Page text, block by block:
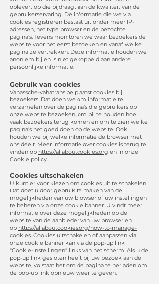
oplevert op die bijdraagt aan de kwaliteit van de
gebruikerservaring. De informatie die we via
cookies registreren bestaat uit onder meer IP-
adressen, het type browser en de bezochte
pagina's.​ Tevens monitoren we waar bezoekers de
website voor het eerst bezoeken en vanaf welke
pagina ze vertrekken. Deze informatie houden we
anoniem bij en is niet gekoppeld aan andere
persoonlijke informatie.
Gebruik van cookies
Vanassche-vahatrans.be plaatst cookies bij
bezoekers. Dat doen we om informatie te
verzamelen over de pagina's die gebruikers op
onze website bezoeken, om bij te houden hoe
vaak bezoekers terug komen en om te zien welke
pagina's het goed doen op de website. Ook
houden we bij welke informatie de browser met
ons deelt. Meer informatie over cookies is terug te
vinden op https://allaboutcookies.org en in onze
Cookie policy.​
Cookies uitschakelen
U kunt er voor kiezen om cookies uit te schakelen.
Dat doet u door gebruik te maken van de
mogelijkheden van uw browser of uw instellingen
te beheren via onze cookie banner. U vindt meer
informatie over deze mogelijkheden op de
website van de aanbieder van uw browser en
op https://allaboutcookies.org/how-to-manage-
cookies. Cookies uitschakelen of aanpassen via
onze cookie banner kan via de pop-up link
"Cookie-instellingen" links van het scherm. Als u de
pop-up link gesloten heeft bij uw bezoek aan de
website, volstaat het om de pagina te herladen om
de pop-up link opnieuw weer te geven.